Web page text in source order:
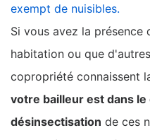
exempt de nuisibles.
Si vous avez la
habitation ou que
copropriété connaissent
votre bailleur est dans
désinsectisation de ces